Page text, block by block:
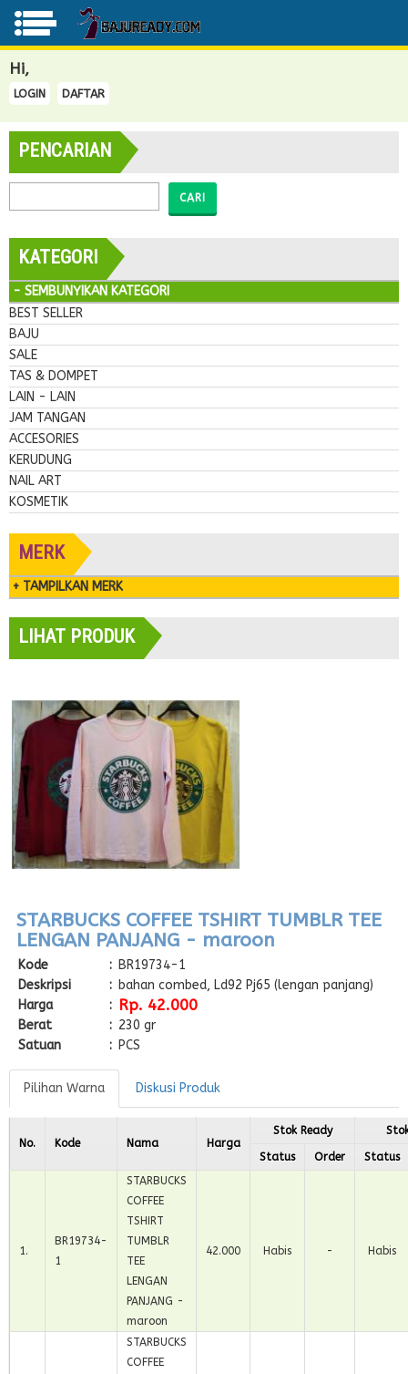
Hi,
LOGIN DAFTAR
PENCARIAN
CARI
KATEGORI
- SEMBUNYIKAN KATEGORI
BEST SELLER
BAJU
SALE
TAS & DOMPET
LAIN - LAIN
JAM TANGAN
ACCESORIES
KERUDUNG
NAIL ART
KOSMETIK
MERK
+ TAMPILKAN MERK
LIHAT PRODUK
STARBUCKS COFFEE TSHIRT TUMBLR TEE
LENGAN PANJANG - maroon
Kode : BR19734-1
Deskripsi
: bahan combed, Ld92 Pj65 (lengan panjang)
Harga
: Rp. 42.000
Berat : 230 gr
Satuan
: PCS
Pilihan Warna Diskusi Produk
No. Kode Nama Harga
Stok Ready
Status Order Status
1.
BR19734-
1
STARBUCKS
COFFEE
TSHIRT
TUMBLR
TEE
LENGAN
PANJANG -
maroon
42.000 Habis - Habis
STARBUCKS
COFFEE